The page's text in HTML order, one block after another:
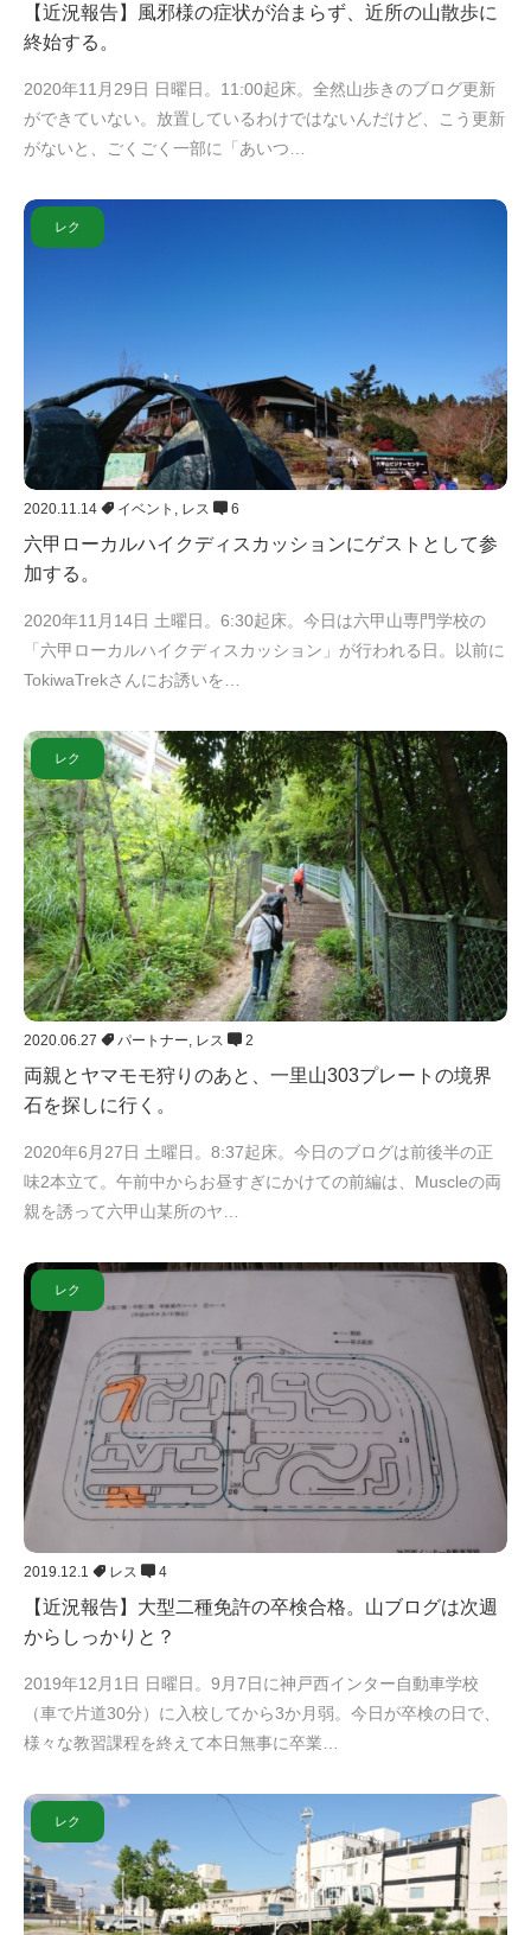
【近況報告】風邪様の症状が治まらず、近所の山散歩に
終始する。
2020年11月29日 日曜日。11:00起床。全然山歩きのブログ更新
ができていない。放置しているわけではないんだけど、こう更新
がないと、ごくごく一部に「あいつ…
レク
2020.11.14 イベント , レス 6
六甲ローカルハイクディスカッションにゲストとして参
加する。
2020年11月14日 土曜日。6:30起床。今日は六甲山専門学校の
「六甲ローカルハイクディスカッション」が行われる日。以前に
TokiwaTrekさんにお誘いを…
レク
2020.06.27 パートナー, レス 2
両親とヤマモモ狩りのあと、一里山303プレートの境界
石を探しに行く。
2020年6月27日 土曜日。8:37起床。今日のブログは前後半の正
味2本立て。午前中からお昼すぎにかけての前編は、Muscleの両
親を誘って六甲山某所のヤ…
レク
2019.12.1 レス 4
【近況報告】大型二種免許の卒検合格。山ブログは次週
からしっかりと？
2019年12月1日 日曜日。9月7日に神戸西インター自動車学校
（車で片道30分）に入校してから3か月弱。今日が卒検の日で、
様々な教習課程を終えて本日無事に卒業…
レク